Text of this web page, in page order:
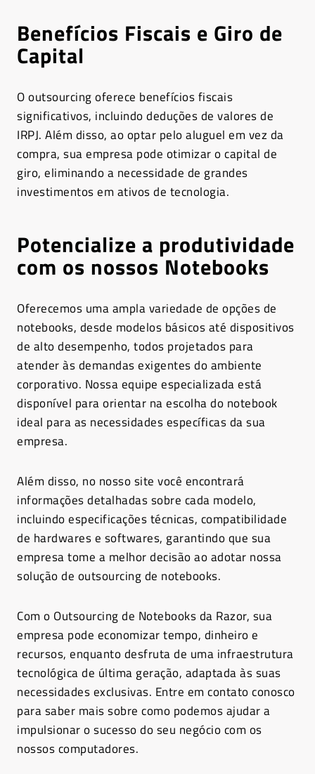
Benefícios Fiscais e Giro de
Capital
O outsourcing oferece benefícios fiscais
significativos, incluindo deduções de valores de
IRPJ. Além disso, ao optar pelo aluguel em vez da
compra, sua empresa pode otimizar o capital de
giro, eliminando a necessidade de grandes
investimentos em ativos de tecnologia.
Potencialize a produtividade
com os nossos Notebooks
Oferecemos uma ampla variedade de opções de
notebooks, desde modelos básicos até dispositivos
de alto desempenho, todos projetados para
atender às demandas exigentes do ambiente
corporativo. Nossa equipe especializada está
disponível para orientar na escolha do notebook
ideal para as necessidades específicas da sua
empresa.
Além disso, no nosso site você encontrará
informações detalhadas sobre cada modelo,
incluindo especificações técnicas, compatibilidade
de hardwares e softwares, garantindo que sua
empresa tome a melhor decisão ao adotar nossa
solução de outsourcing de notebooks.
Com o Outsourcing de Notebooks da Razor, sua
empresa pode economizar tempo, dinheiro e
recursos, enquanto desfruta de uma infraestrutura
tecnológica de última geração, adaptada às suas
necessidades exclusivas. Entre em contato conosco
para saber mais sobre como podemos ajudar a
impulsionar o sucesso do seu negócio com os
nossos computadores.